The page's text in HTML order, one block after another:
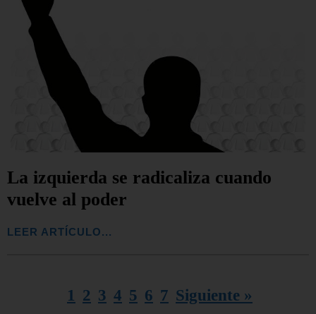
La izquierda se radicaliza cuando
vuelve al poder
LEER ARTÍCULO...
1 2 3 4 5 6 7 Siguiente »